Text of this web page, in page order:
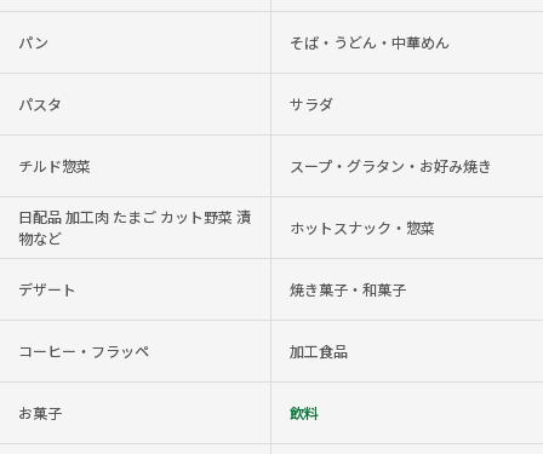
パン そば・うどん・中華めん
パスタ サラダ
チルド惣菜 スープ・グラタン・お好み焼き
日配品 加工肉 たまご カット野菜 漬
物など
ホットスナック・惣菜
デザート 焼き菓子・和菓子
コーヒー・フラッペ 加工食品
お菓子 飲料